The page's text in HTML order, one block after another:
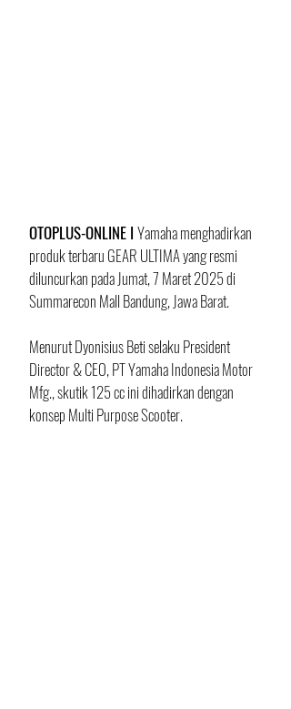
OTOPLUS-ONLINE I Yamaha menghadirkan
produk terbaru GEAR ULTIMA yang resmi
diluncurkan pada Jumat, 7 Maret 2025 di
Summarecon Mall Bandung, Jawa Barat.
Menurut Dyonisius Beti selaku President
Director & CEO, PT Yamaha Indonesia Motor
Mfg., skutik 125 cc ini dihadirkan dengan
konsep Multi Purpose Scooter.